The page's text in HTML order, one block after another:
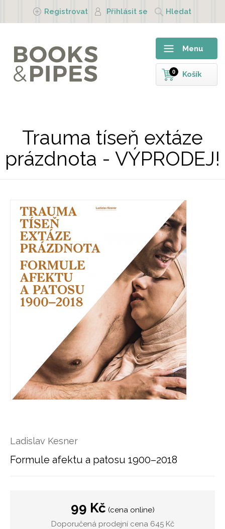
Registrovat Přihlásit se Hledat
Menu
Košík
0
Trauma tíseň extáze
prázdnota - VÝPRODEJ!
Ladislav Kesner
Formule afektu a patosu 1900–2018
99 Kč (cena online)
Doporučená prodejní cena 645 Kč